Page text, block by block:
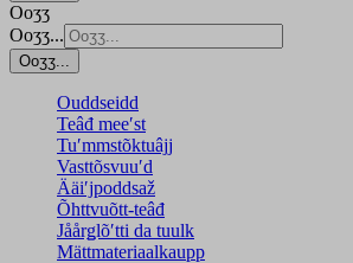
Ooʒʒ
Ooʒʒ...
Ooʒʒ...
Ouddseidd
Teâđ meeʹst
Tuʹmmstõktuâjj
Vasttõsvuuʹd
Ääiʹjpoddsaž
Õhttvuõtt-teâđ
Jåårǥlõʹtti da tuulk
Mättmateriaalkaupp